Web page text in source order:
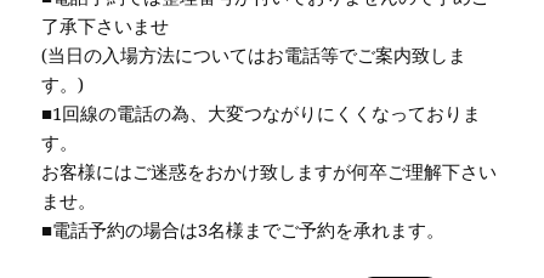
了承下さいませ
(当日の入場方法についてはお電話等でご案内致しま
す。)
■1回線の電話の為、大変つながりにくくなっておりま
す。
お客様にはご迷惑をおかけ致しますが何卒ご理解下さい
ませ。
■電話予約の場合は3名様までご予約を承れます。